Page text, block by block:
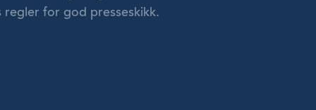
for god presseskikk.